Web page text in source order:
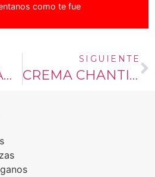
como te fue
POROTOS GRANADOS CON MAZAMORRA O PILCO
SIGUIENTE
CREMA CHANTILLY